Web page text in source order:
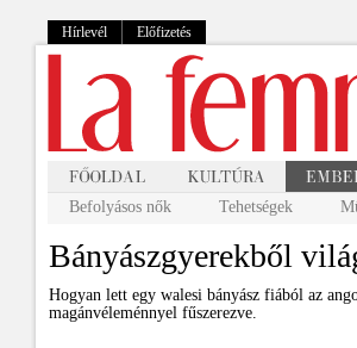
Hírlevél Előfizetés
Befolyásos nők Tehetségek
Bányászgyerekből
Hogyan lett egy walesi bányász fiából az
magánvéleménnyel fűszerezve.